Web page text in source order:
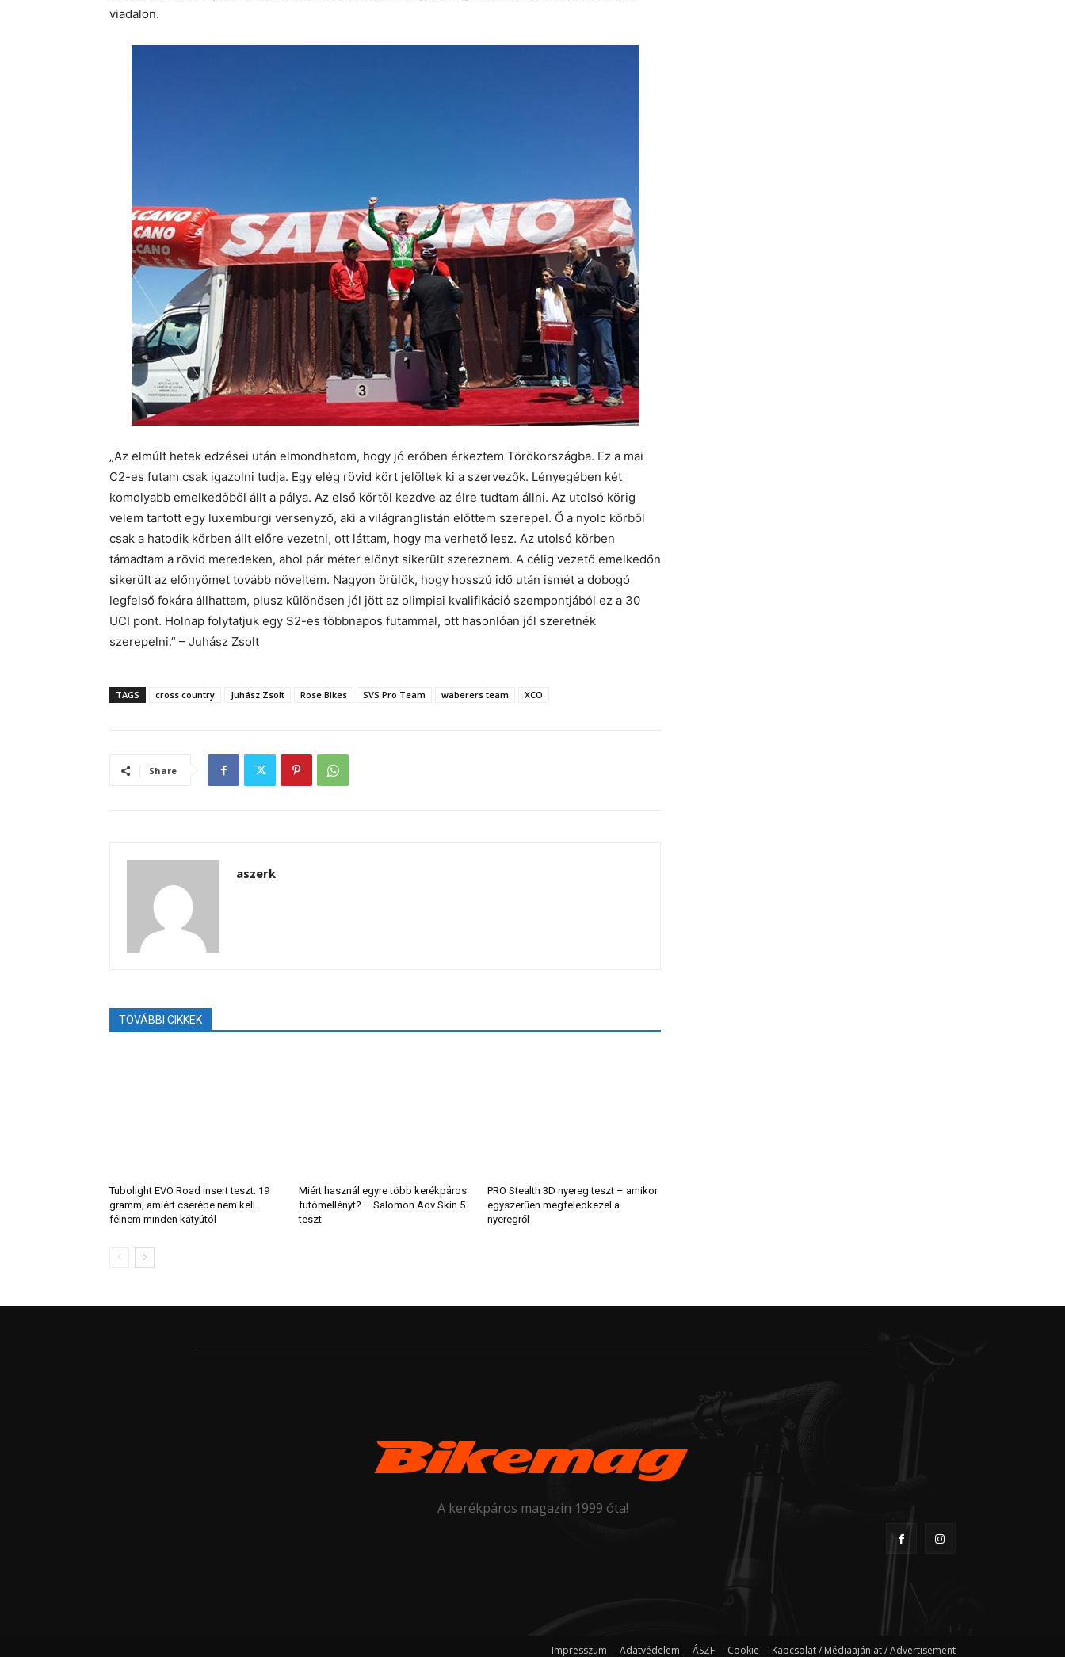
viadalon.
„Az elmúlt hetek edzései után elmondhatom, hogy jó erőben érkeztem Törökországba. Ez a mai
C2-es futam csak igazolni tudja. Egy elég rövid kört jelöltek ki a szervezők. Lényegében két
komolyabb emelkedőből állt a pálya. Az első kőrtől kezdve az élre tudtam állni. Az utolsó körig
velem tartott egy luxemburgi versenyző, aki a világranglistán előttem szerepel. Ő a nyolc kőrből
csak a hatodik körben állt előre vezetni, ott láttam, hogy ma verhető lesz. Az utolsó körben
támadtam a rövid meredeken, ahol pár méter előnyt sikerült szereznem. A célig vezető emelkedőn
sikerült az előnyömet tovább növeltem. Nagyon örülök, hogy hosszú idő után ismét a dobogó
legfelső fokára állhattam, plusz különösen jól jött az olimpiai kvalifikáció szempontjából ez a 30
UCI pont. Holnap folytatjuk egy S2-es többnapos futammal, ott hasonlóan jól szeretnék
szerepelni.” – Juhász Zsolt
TAGS cross country Juhász Zsolt Rose Bikes SVS Pro Team waberers team XCO
Share
aszerk
TOVÁBBI CIKKEK
Tubolight EVO Road insert teszt: 19
gramm, amiért cserébe nem kell
félnem minden kátyútól
Miért használ egyre több kerékpáros
futómellényt? – Salomon Adv Skin 5
teszt
PRO Stealth 3D nyereg teszt – amikor
egyszerűen megfeledkezel a
nyeregről
A kerékpáros magazin 1999 óta!
Impresszum Adatvédelem ÁSZF Cookie Kapcsolat / Médiaajánlat / Advertisement